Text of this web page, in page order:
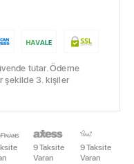
tutar. Ödeme
şekilde 3. kişiler
9 Taksite
Varan
9 Taksite
Varan